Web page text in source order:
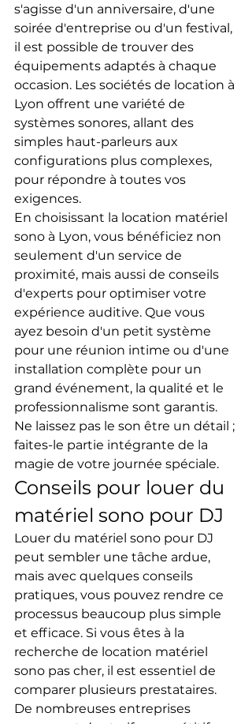
s'agisse d'un anniversaire, d'une
soirée d'entreprise ou d'un festival,
il est possible de trouver des
équipements adaptés à chaque
occasion. Les sociétés de location à
Lyon offrent une variété de
systèmes sonores, allant des
simples haut-parleurs aux
configurations plus complexes,
pour répondre à toutes vos
exigences.
En choisissant la location matériel
sono à Lyon, vous bénéficiez non
seulement d'un service de
proximité, mais aussi de conseils
d'experts pour optimiser votre
expérience auditive. Que vous
ayez besoin d'un petit système
pour une réunion intime ou d'une
installation complète pour un
grand événement, la qualité et le
professionnalisme sont garantis.
Ne laissez pas le son être un détail ;
faites-le partie intégrante de la
magie de votre journée spéciale.
Conseils pour louer du
matériel sono pour DJ
Louer du matériel sono pour DJ
peut sembler une tâche ardue,
mais avec quelques conseils
pratiques, vous pouvez rendre ce
processus beaucoup plus simple
et efficace. Si vous êtes à la
recherche de location matériel
sono pas cher, il est essentiel de
comparer plusieurs prestataires.
De nombreuses entreprises